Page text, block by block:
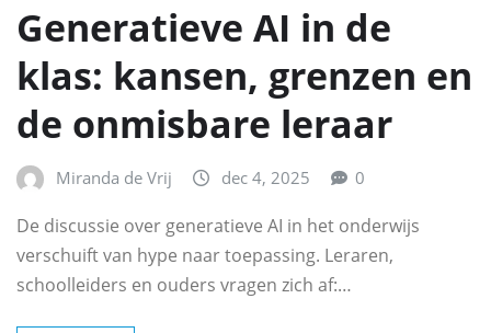
Generatieve AI in de
klas: kansen, grenzen en
de onmisbare leraar
Miranda de Vrij dec 4, 2025 0
De discussie over generatieve AI in het onderwijs
verschuift van hype naar toepassing. Leraren,
schoolleiders en ouders vragen zich af:…